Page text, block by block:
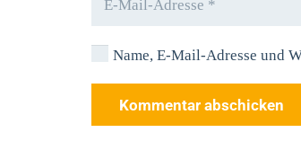
Name, E-Mail-Adresse und
Kommentar abschicken